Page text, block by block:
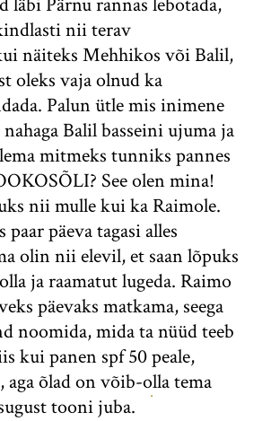
nii terav
näiteks Mehhikos või Balil,
oleks vaja olnud ka
Palun ütle mis inimene
Balil basseini ujuma ja
mitmeks tunniks pannes
See olen mina!
nii mulle kui ka Raimole.
päeva tagasi alles
olin nii elevil, et saan lõpuks
ja raamatut lugeda. Raimo
päevaks matkama, seega
noomida, mida ta nüüd teeb
kui panen spf 50 peale,
aga õlad on võib-olla tema
tooni juba.